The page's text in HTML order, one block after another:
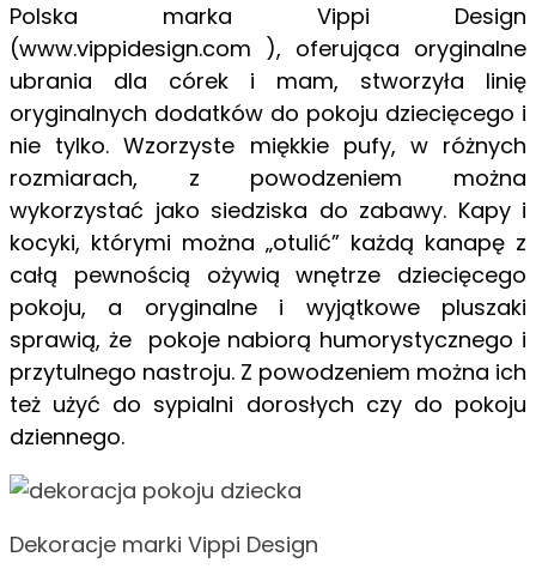
Polska marka Vippi Design
(www.vippidesign.com ), oferująca oryginalne
ubrania dla córek i mam, stworzyła linię
oryginalnych dodatków do pokoju dziecięcego i
nie tylko. Wzorzyste miękkie pufy, w różnych
rozmiarach, z powodzeniem można
wykorzystać jako siedziska do zabawy. Kapy i
kocyki, którymi można „otulić” każdą kanapę z
całą pewnością ożywią wnętrze dziecięcego
pokoju, a oryginalne i wyjątkowe pluszaki
sprawią, że pokoje nabiorą humorystycznego i
przytulnego nastroju. Z powodzeniem można ich
też użyć do sypialni dorosłych czy do pokoju
dziennego.
Dekoracje marki Vippi Design